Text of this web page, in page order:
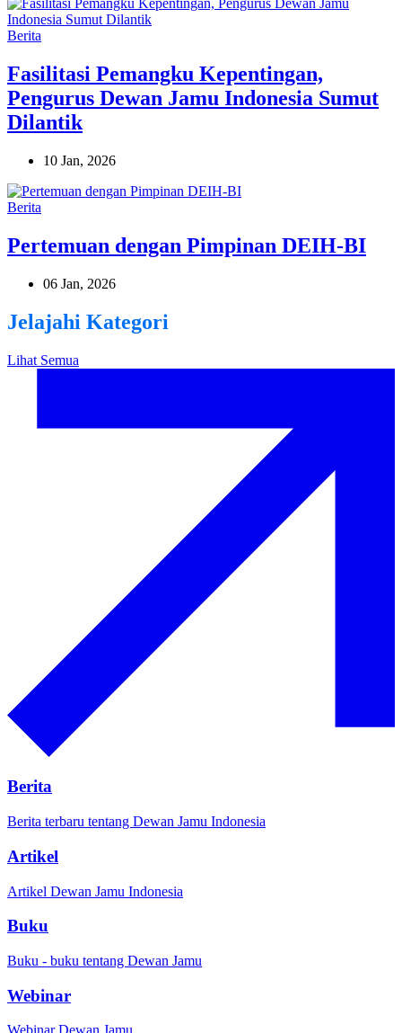
Berita
Fasilitasi Pemangku Kepentingan,
Pengurus Dewan Jamu Indonesia Sumut
Dilantik
10 Jan, 2026
Berita
Pertemuan dengan Pimpinan DEIH-BI
06 Jan, 2026
Jelajahi Kategori
Lihat Semua
Berita
Berita terbaru tentang Dewan Jamu Indonesia
Artikel
Artikel Dewan Jamu Indonesia
Buku
Buku - buku tentang Dewan Jamu
Webinar